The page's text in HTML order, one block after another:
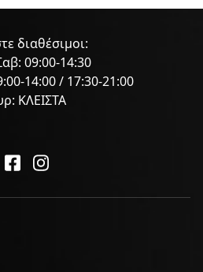
διαθέσιμοι:
09:00-14:30
14:00 / 17:30-21:00
ΚΛΕΙΣΤΑ